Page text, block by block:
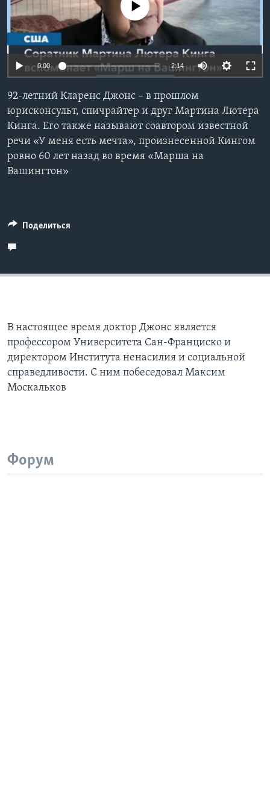
Learning English
СОЦИАЛЬНЫЕ СЕТИ
Языки
No media source currently available
0:00 2:14
92-летний Кларенс Джонс – в прошлом
юрисконсульт, спичрайтер и друг Мартина Лютера
Кинга. Его также называют соавтором известной
речи «У меня есть мечта», произнесенной Кингом
ровно 60 лет назад во время «Марша на
Вашингтон»
Поделиться
В настоящее время доктор Джонс является
профессором Университета Сан-Франциско и
директором Института ненасилия и социальной
справедливости. С ним побеседовал Максим
Москальков
Форум